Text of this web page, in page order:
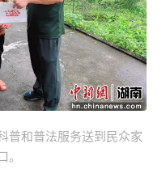
普和普法服务送到民众家
。